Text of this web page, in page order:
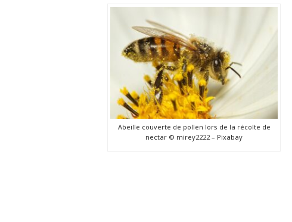
Abeille couverte de pollen lors de la récolte de
nectar © mirey2222 – Pixabay